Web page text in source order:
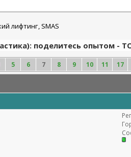
поделитесь опытом -
5 6 7 8 9 10 11 17